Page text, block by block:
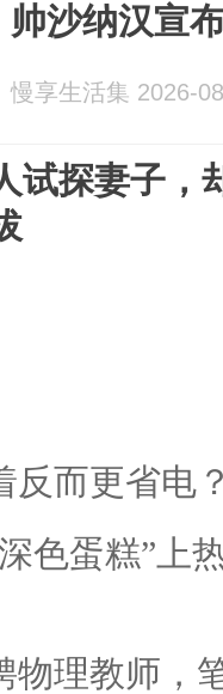
帅沙纳汉宣
慢享生活集 2026-
试探妻子，
反而更省电
色蛋糕”上
物理教师，